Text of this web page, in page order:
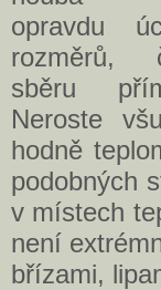
opravdu
rozměrů,
sběru
Neroste
hodně
podobných
v místech
není
břízami,